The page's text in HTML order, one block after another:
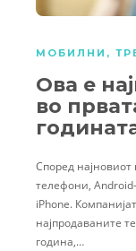
МОБИЛНИ ,
Ова е
во
Според најновиот
телефони,
iPhone.
најпродаваните
година,…